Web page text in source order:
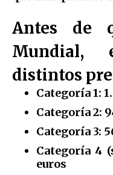
Antes de
Mundial,
distintos
Categoría 1:
Categoría 2:
Categoría 3:
Categoría 4
euros